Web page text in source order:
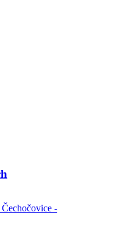
Čechočovice -